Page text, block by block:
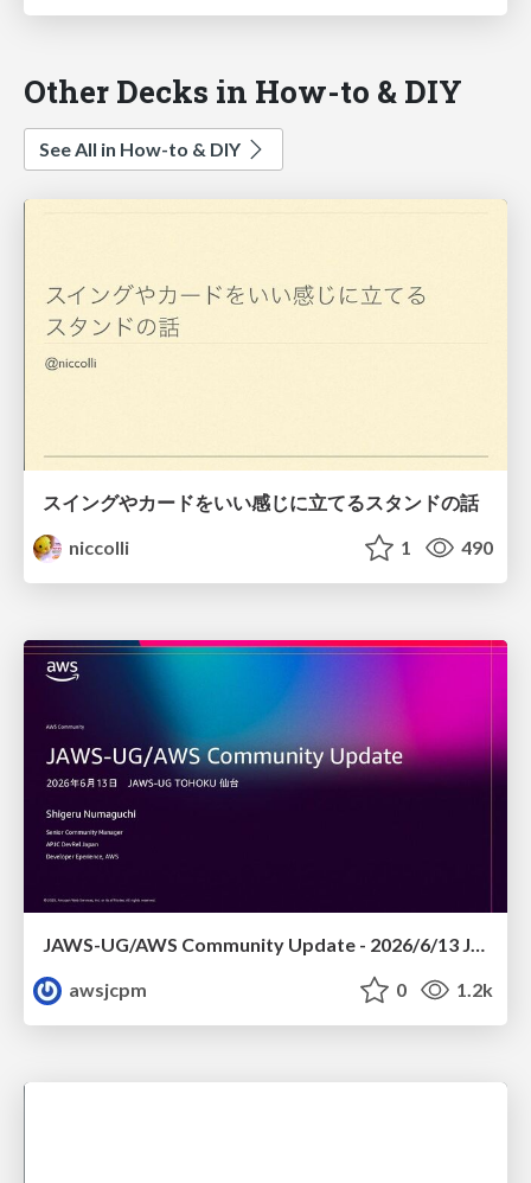
Other Decks in How-to & DIY
See All in How-to & DIY
スイングやカードをいい感じに立てるスタンドの話
niccolli
1 490
awsjcpm
0 1.2k